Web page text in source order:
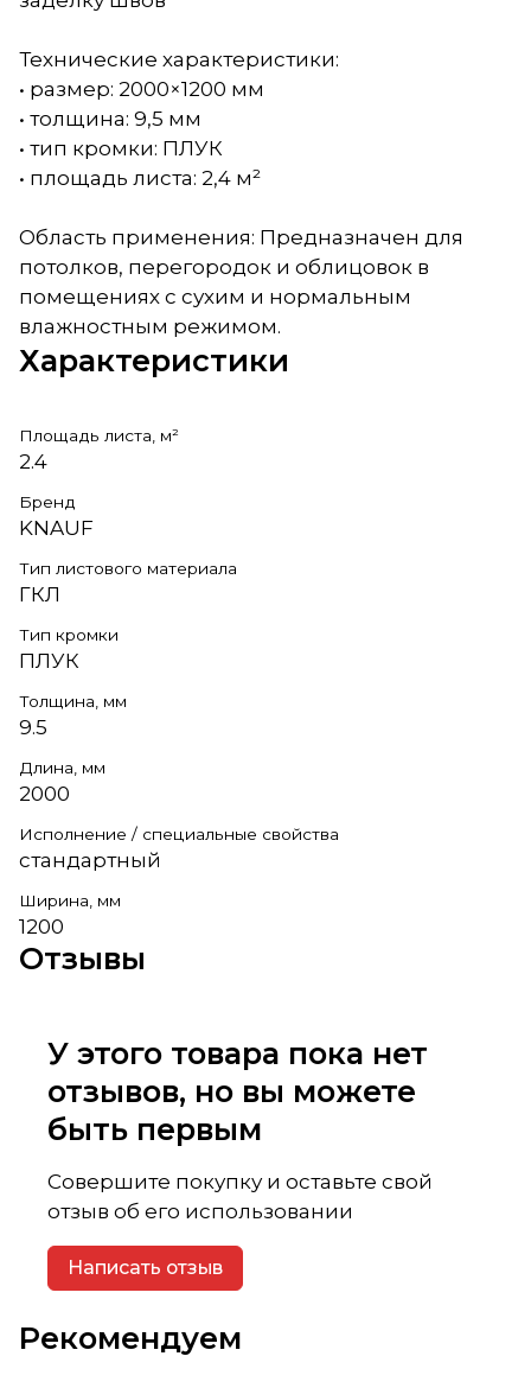
Технические характеристики:
• размер: 2000×1200 мм
• толщина: 9,5 мм
• тип кромки: ПЛУК
• площадь листа: 2,4 м²
Область применения: Предназначен для
потолков, перегородок и облицовок в
помещениях с сухим и нормальным
влажностным режимом.
Характеристики
Площадь листа, м²
2.4
Бренд
KNAUF
Тип листового материала
ГКЛ
Тип кромки
ПЛУК
Толщина, мм
9.5
Длина, мм
2000
Исполнение / специальные свойства
стандартный
Ширина, мм
1200
Отзывы
У этого товара пока нет
отзывов, но вы можете
быть первым
Совершите покупку и оставьте свой
отзыв об его использовании
Написать отзыв
Рекомендуем